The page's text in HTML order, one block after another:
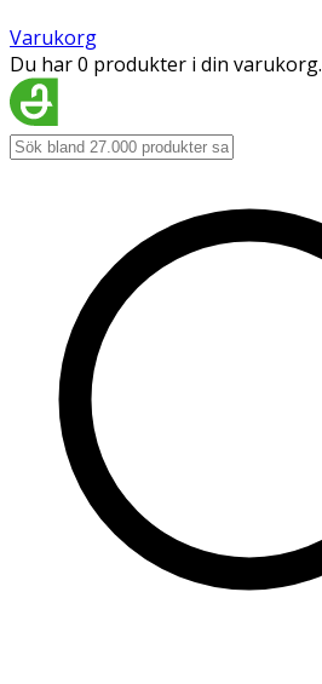
Varukorg
Du har 0 produkter i din varukorg.